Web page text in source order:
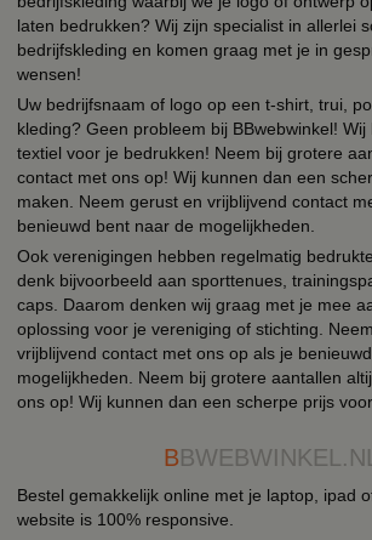
laten bedrukken? Wij zijn specialist in allerlei
bedrijfskleding en komen graag met je in
wensen!
Uw bedrijfsnaam of logo op een t-shirt, trui,
kleding? Geen probleem bij BBwebwinkel!
textiel voor je bedrukken! Neem bij grotere
contact met ons op! Wij kunnen dan een
maken. Neem gerust en vrijblijvend contact
benieuwd bent naar de mogelijkheden.
Ook verenigingen hebben regelmatig
denk bijvoorbeeld aan sporttenues,
caps. Daarom denken wij graag met je mee
oplossing voor je vereniging of stichting.
vrijblijvend contact met ons op als je
mogelijkheden. Neem bij grotere aantallen
ons op! Wij kunnen dan een scherpe prijs
BBWEBWINKEL.NL
Bestel gemakkelijk online met je laptop, ipad
website is 100% responsive.